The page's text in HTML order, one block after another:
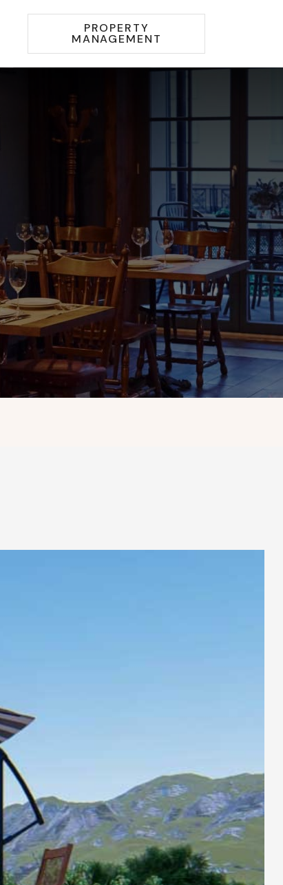
PROPERTY
MANAGEMENT